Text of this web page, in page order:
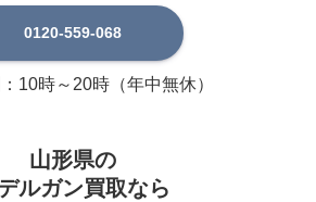
0120-559-068
10時～20時（年中無休）
山形県の
ルガン買取なら